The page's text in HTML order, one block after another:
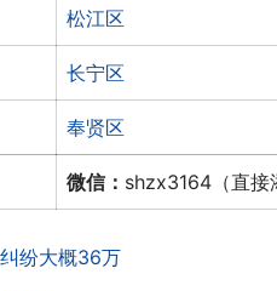
松江区
长宁区
奉贤区
微信： shzx3164（直接
纷大概36万